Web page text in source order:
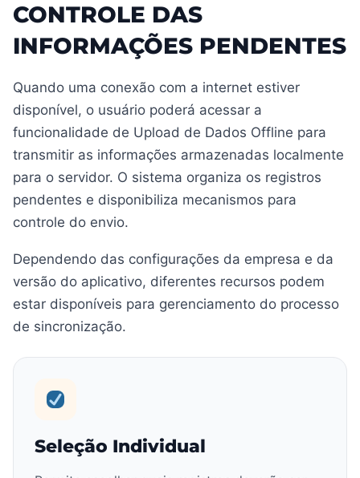
CONTROLE DAS
INFORMAÇÕES PENDENTES
Quando uma conexão com a internet estiver
disponível, o usuário poderá acessar a
funcionalidade de Upload de Dados Offline para
transmitir as informações armazenadas localmente
para o servidor. O sistema organiza os registros
pendentes e disponibiliza mecanismos para
controle do envio.
Dependendo das configurações da empresa e da
versão do aplicativo, diferentes recursos podem
estar disponíveis para gerenciamento do processo
de sincronização.
Seleção Individual